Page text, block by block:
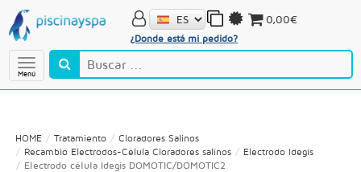
Menú
¿Donde está mi pedido?
0,00€
HOME Tratamiento
Cloradores Salinos
Recambio Electrodos-Célula Cloradores salinos
Electrodo Idegis
Electrodo célula Idegis DOMOTIC/DOMOTIC2